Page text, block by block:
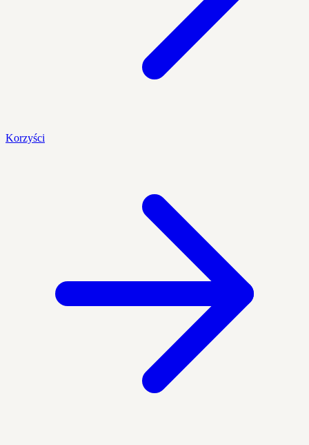
Korzyści